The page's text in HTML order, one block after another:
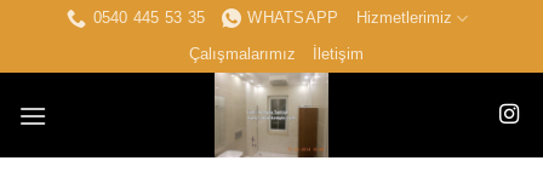
0540 445 53 35 WHATSAPP
Hizmetlerimiz
Çalışmalarımız
İletişim